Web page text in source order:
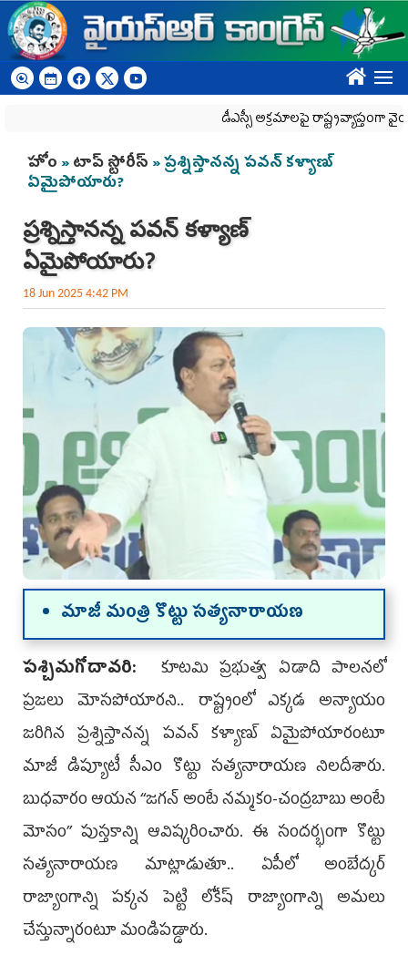
Skip to main content
????
డీఎస్సీ అక్రమాలపై రాష్ట్రవ్యాప్తంగా
You are here
హోం »టాప్ స్టోరీస్ » ప్రశ్నిస్తానన్న పవన్ కళ్యాణ్
ఏమైపోయారు?
ప్రశ్నిస్తానన్న పవన్ కళ్యాణ్
ఏమైపోయారు?
18 Jun 2025 4:42 PM
మాజీ మంత్రి కొట్టు సత్యనారాయణ
పశ్చిమగోదావరి: కూటమి ప్రభుత్వ ఏడాది పాలనలో
ప్రజలు మోసపోయారని.. రాష్ట్రంలో ఎక్కడ అన్యాయం
జరిగిన ప్రశ్నిస్తానన్న పవన్ కళ్యాణ్ ఏమైపోయారంటూ
మాజీ డిప్యూటీ సీఎం కొట్టు సత్యనారాయణ నిలదీశారు.
బుధవారం ఆయన ‘‘జగన్ అంటే నమ్మకం-చంద్రబాబు అంటే
మోసం’’ పుస్తకాన్ని ఆవిష్కరించారు. ఈ సందర్భంగా కొట్టు
సత్యనారాయణ మాట్లాడుతూ.. ఏపీలో అంబేద్కర్
రాజ్యాంగాన్ని పక్కన పెట్టి లోకేష్ రాజ్యాంగాన్ని అమలు
చేస్తున్నారంటూ మండిపడ్డారు.